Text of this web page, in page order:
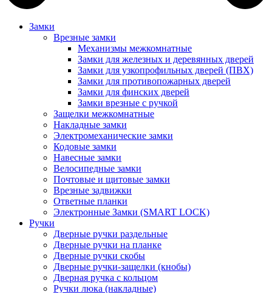
Замки
Врезные замки
Механизмы межкомнатные
Замки для железных и деревянных дверей
Замки для узкопрофильных дверей (ПВХ)
Замки для противопожарных дверей
Замки для финских дверей
Замки врезные с ручкой
Защелки межкомнатные
Накладные замки
Электромеханические замки
Кодовые замки
Навесные замки
Велосипедные замки
Почтовые и щитовые замки
Врезные задвижки
Ответные планки
Электронные Замки (SMART LOCK)
Ручки
Дверные ручки раздельные
Дверные ручки на планке
Дверные ручки скобы
Дверные ручки-защелки (кнобы)
Дверная ручка с кольцом
Ручки люка (накладные)